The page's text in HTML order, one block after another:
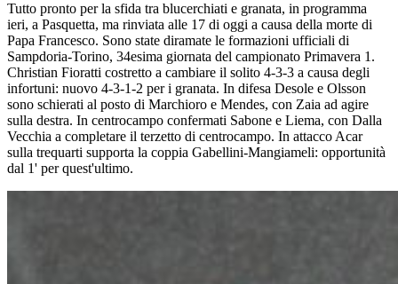
Tutto pronto per la sfida tra blucerchiati e granata, in programma
ieri, a Pasquetta, ma rinviata alle 17 di oggi a causa della morte di
Papa Francesco. Sono state diramate le formazioni ufficiali di
Sampdoria-Torino, 34esima giornata del campionato Primavera 1.
Christian Fioratti costretto a cambiare il solito 4-3-3 a causa degli
infortuni: nuovo 4-3-1-2 per i granata. In difesa Desole e Olsson
sono schierati al posto di Marchioro e Mendes, con Zaia ad agire
sulla destra. In centrocampo confermati Sabone e Liema, con Dalla
Vecchia a completare il terzetto di centrocampo. In attacco Acar
sulla trequarti supporta la coppia Gabellini-Mangiameli: opportunità
dal 1' per quest'ultimo.